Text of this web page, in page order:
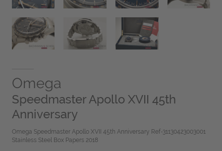
Omega
Speedmaster Apollo XVII 45th
Anniversary
Omega Speedmaster Apollo XVII 45th Anniversary Ref-31130423003001
Stainless Steel Box Papers 2018